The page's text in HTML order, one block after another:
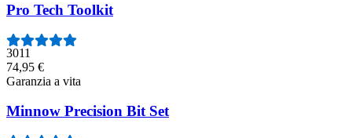
Pro Tech Toolkit
3011
74,95 €
Garanzia a vita
Minnow Precision Bit Set